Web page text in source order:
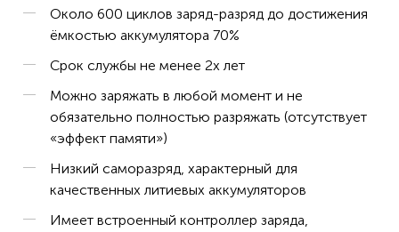
Около 600 циклов заряд-разряд до достижения
ёмкостью аккумулятора 70%
Срок службы не менее 2х лет
Можно заряжать в любой момент и не
обязательно полностью разряжать (отсутствует
«эффект памяти»)
Низкий саморазряд, характерный для
качественных литиевых аккумуляторов
Имеет встроенный контроллер заряда,